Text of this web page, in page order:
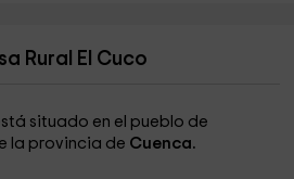
Rural El Cuco
situado en el pueblo de
la provincia de Cuenca.